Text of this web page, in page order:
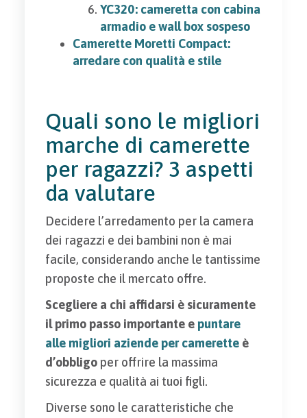
YC320: cameretta con cabina
armadio e wall box sospeso
Camerette Moretti Compact:
arredare con qualità e stile
Quali sono le migliori
marche di camerette
per ragazzi? 3 aspetti
da valutare
Decidere l’arredamento per la camera
dei ragazzi e dei bambini non è mai
facile, considerando anche le tantissime
proposte che il mercato offre.
Scegliere a chi affidarsi è sicuramente
il primo passo importante e puntare
alle migliori aziende per cameretteè
d’obbligoper offrire la massima
sicurezza e qualità ai tuoi figli.
Diverse sono le caratteristiche che